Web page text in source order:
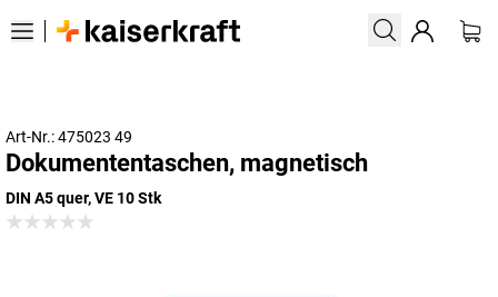
Art-Nr.: 475023 49
Dokumententaschen, magnetisch
DIN A5 quer, VE 10 Stk